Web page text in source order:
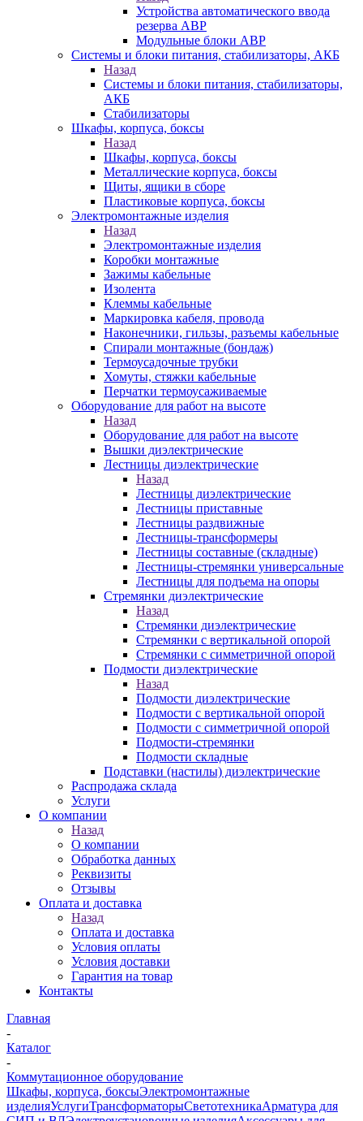
Устройства автоматического ввода
резерва АВР
Модульные блоки АВР
Системы и блоки питания, стабилизаторы, АКБ
Назад
Системы и блоки питания, стабилизаторы,
АКБ
Стабилизаторы
Шкафы, корпуса, боксы
Назад
Шкафы, корпуса, боксы
Металлические корпуса, боксы
Щиты, ящики в сборе
Пластиковые корпуса, боксы
Электромонтажные изделия
Назад
Электромонтажные изделия
Коробки монтажные
Зажимы кабельные
Изолента
Клеммы кабельные
Маркировка кабеля, провода
Наконечники, гильзы, разъемы кабельные
Спирали монтажные (бондаж)
Термоусадочные трубки
Хомуты, стяжки кабельные
Перчатки термоусаживаемые
Оборудование для работ на высоте
Назад
Оборудование для работ на высоте
Вышки диэлектрические
Лестницы диэлектрические
Назад
Лестницы диэлектрические
Лестницы приставные
Лестницы раздвижные
Лестницы-трансформеры
Лестницы составные (складные)
Лестницы-стремянки универсальные
Лестницы для подъема на опоры
Стремянки диэлектрические
Назад
Стремянки диэлектрические
Стремянки с вертикальной опорой
Стремянки с симметричной опорой
Подмости диэлектрические
Назад
Подмости диэлектрические
Подмости с вертикальной опорой
Подмости с симметричной опорой
Подмости-стремянки
Подмости складные
Подставки (настилы) диэлектрические
Распродажа склада
Услуги
О компании
Назад
О компании
Обработка данных
Реквизиты
Отзывы
Оплата и доставка
Назад
Оплата и доставка
Условия оплаты
Условия доставки
Гарантия на товар
Контакты
Главная
-
Каталог
-
Коммутационное оборудование
Шкафы, корпуса, боксыЭлектромонтажные
изделияУслугиТрансформаторыСветотехникаАрматура для